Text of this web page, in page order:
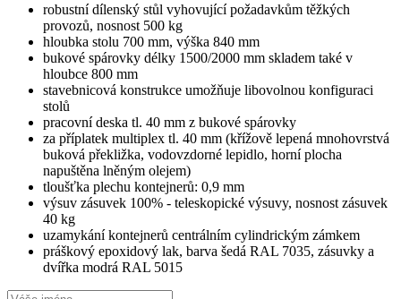
robustní dílenský stůl vyhovující požadavkům těžkých
provozů, nosnost 500 kg
hloubka stolu 700 mm, výška 840 mm
bukové spárovky délky 1500/2000 mm skladem také v
hloubce 800 mm
stavebnicová konstrukce umožňuje libovolnou konfiguraci
stolů
pracovní deska tl. 40 mm z bukové spárovky
za příplatek multiplex tl. 40 mm (křížově lepená mnohovrstvá
buková překližka, vodovzdorné lepidlo, horní plocha
napuštěna lněným olejem)
tloušťka plechu kontejnerů: 0,9 mm
výsuv zásuvek 100% - teleskopické výsuvy, nosnost zásuvek
40 kg
uzamykání kontejnerů centrálním cylindrickým zámkem
práškový epoxidový lak, barva šedá RAL 7035, zásuvky a
dvířka modrá RAL 5015